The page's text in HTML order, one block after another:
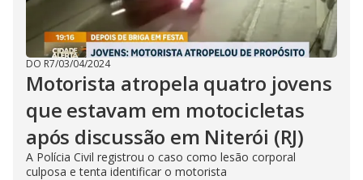
DO R7/03/04/2024
Motorista atropela quatro jovens
que estavam em motocicletas
após discussão em Niterói (RJ)
A Polícia Civil registrou o caso como lesão corporal
culposa e tenta identificar o motorista